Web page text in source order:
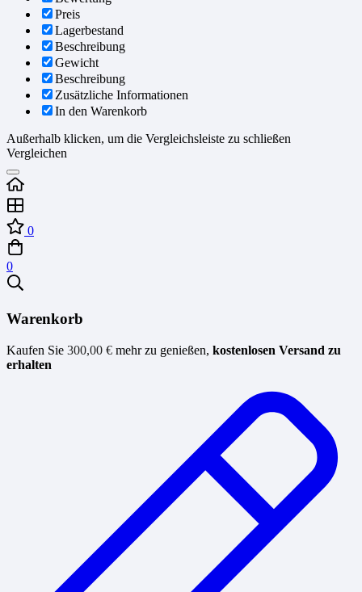
Preis
Lagerbestand
Beschreibung
Gewicht
Beschreibung
Zusätzliche Informationen
In den Warenkorb
Außerhalb klicken, um die Vergleichsleiste zu schließen
Vergleichen
0
0
Warenkorb
Kaufen Sie 300,00 € mehr zu genießen, kostenlosen Versand zu
erhalten